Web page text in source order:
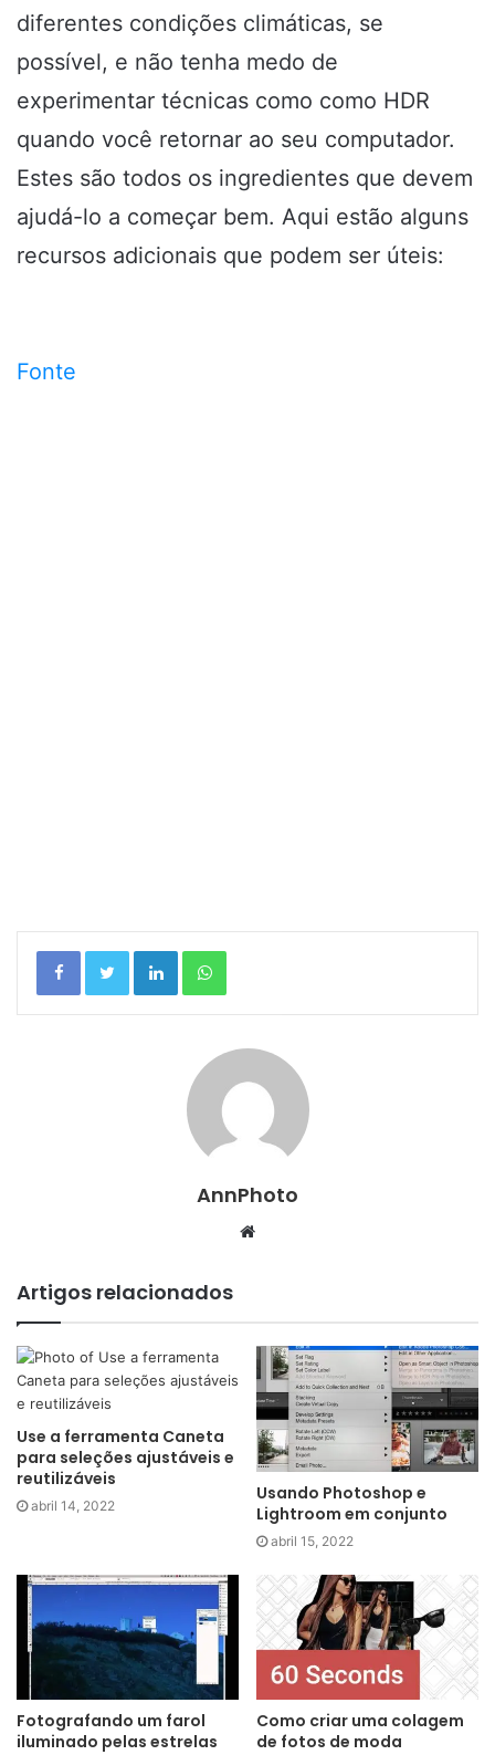
diferentes condições climáticas, se
possível, e não tenha medo de
experimentar técnicas como como HDR
quando você retornar ao seu computador.
Estes são todos os ingredientes que devem
ajudá-lo a começar bem. Aqui estão alguns
recursos adicionais que podem ser úteis:
Fonte
LinkedinWhatsApp
AnnPhoto
Website
Artigos relacionados
Use a ferramenta Caneta
para seleções ajustáveis ​​e
reutilizáveis
abril 14, 2022
Usando Photoshop e
Lightroom em conjunto
abril 15, 2022
Fotografando um farol
iluminado pelas estrelas
Como criar uma colagem
de fotos de moda